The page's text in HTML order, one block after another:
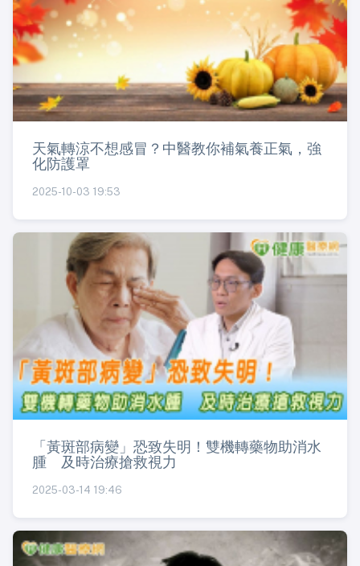
天氣轉涼不想感冒？中醫教你補氣養正氣，強
化防護罩
2025-10-03 19:53
「黃斑部病變」恐致失明！雙機轉藥物助消水
腫 及時治療搶救視力
2025-03-14 19:46